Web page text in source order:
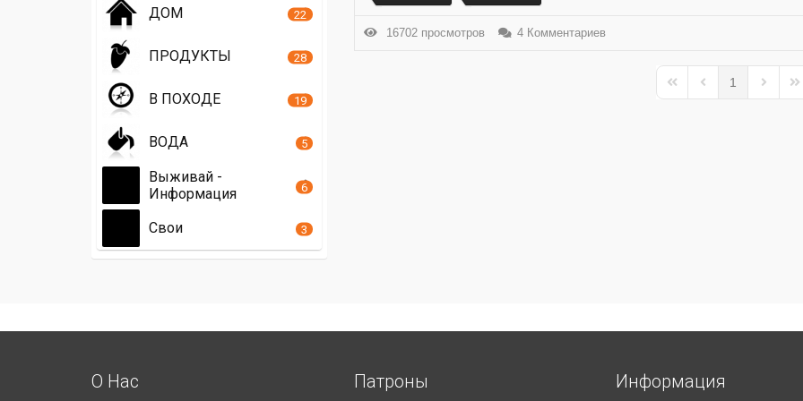
16702 просмотров 4 Комментариев
First PagePrevious Page
1
Next
ДОМ 22
ПРОДУКТЫ 28
В ПОХОДЕ 19
ВОДА 5
Выживай -
Информация
6
Свои 3
О Нас Патроны Информация